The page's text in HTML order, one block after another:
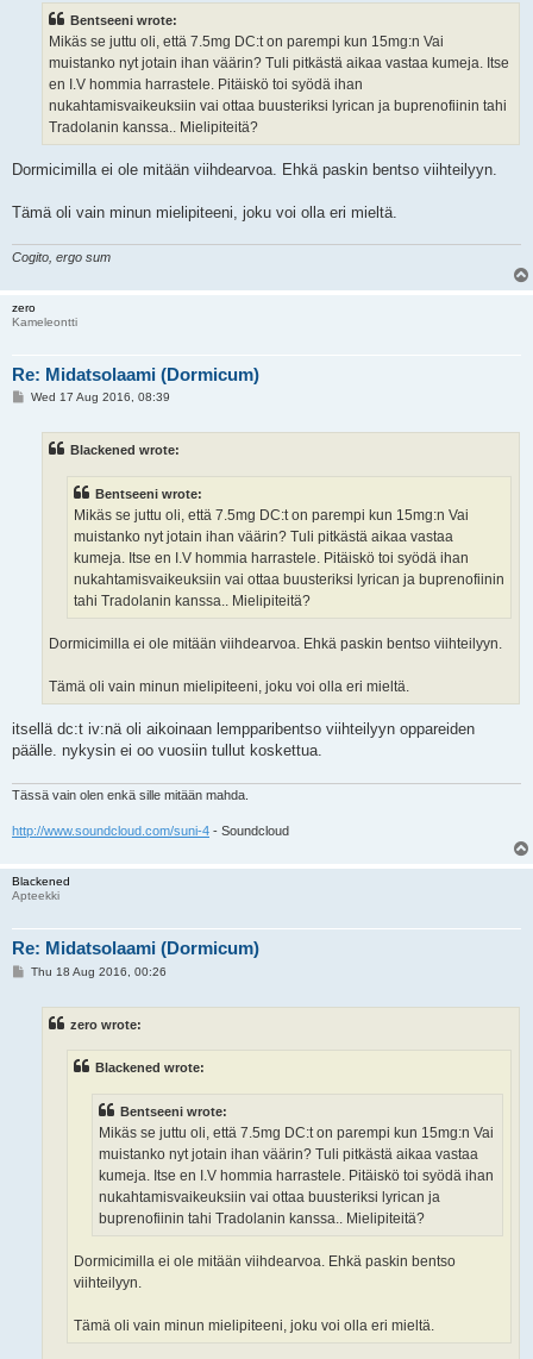
Bentseeni wrote:
Mikäs se juttu oli, että 7.5mg DC:t on parempi kun 15mg:n Vai
muistanko nyt jotain ihan väärin? Tuli pitkästä aikaa vastaa kumeja. Itse
en I.V hommia harrastele. Pitäiskö toi syödä ihan
nukahtamisvaikeuksiin vai ottaa buusteriksi lyrican ja buprenofiinin tahi
Tradolanin kanssa.. Mielipiteitä?
Dormicimilla ei ole mitään viihdearvoa. Ehkä paskin bentso viihteilyyn.
Tämä oli vain minun mielipiteeni, joku voi olla eri mieltä.
Cogito, ergo sum
zero
Kameleontti
Re: Midatsolaami (Dormicum)
PWed 17 Aug 2016, 08:39
Blackened wrote:
Bentseeni wrote:
Mikäs se juttu oli, että 7.5mg DC:t on parempi kun 15mg:n Vai
muistanko nyt jotain ihan väärin? Tuli pitkästä aikaa vastaa
kumeja. Itse en I.V hommia harrastele. Pitäiskö toi syödä ihan
nukahtamisvaikeuksiin vai ottaa buusteriksi lyrican ja buprenofiinin
tahi Tradolanin kanssa.. Mielipiteitä?
Dormicimilla ei ole mitään viihdearvoa. Ehkä paskin bentso viihteilyyn.
Tämä oli vain minun mielipiteeni, joku voi olla eri mieltä.
itsellä dc:t iv:nä oli aikoinaan lempparibentso viihteilyyn oppareiden
päälle. nykysin ei oo vuosiin tullut koskettua.
Tässä vain olen enkä sille mitään mahda.
http://www.soundcloud.com/suni-4 - Soundcloud
Blackened
Apteekki
Re: Midatsolaami (Dormicum)
PThu 18 Aug 2016, 00:26
zero wrote:
Blackened wrote:
Bentseeni wrote:
Mikäs se juttu oli, että 7.5mg DC:t on parempi kun 15mg:n Vai
muistanko nyt jotain ihan väärin? Tuli pitkästä aikaa vastaa
kumeja. Itse en I.V hommia harrastele. Pitäiskö toi syödä ihan
nukahtamisvaikeuksiin vai ottaa buusteriksi lyrican ja
buprenofiinin tahi Tradolanin kanssa.. Mielipiteitä?
Dormicimilla ei ole mitään viihdearvoa. Ehkä paskin bentso
viihteilyyn.
Tämä oli vain minun mielipiteeni, joku voi olla eri mieltä.